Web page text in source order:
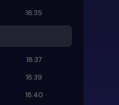
18:35
18:37
18:39
18:40